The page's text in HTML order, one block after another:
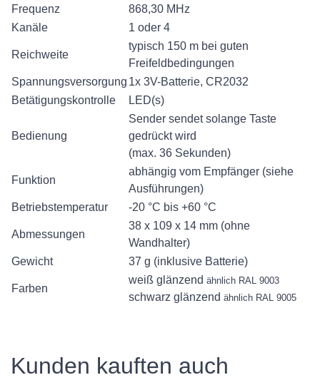
Frequenz
868,30 MHz
Kanäle
1 oder 4
Reichweite
typisch 150 m bei guten
Freifeldbedingungen
Spannungsversorgung 1x 3V-Batterie, CR2032
Betätigungskontrolle
LED(s)
Bedienung
Sender sendet solange Taste
gedrückt wird
(max. 36 Sekunden)
Funktion
abhängig vom Empfänger (siehe
Ausführungen)
Betriebstemperatur
-20 °C bis +60 °C
Abmessungen
38 x 109 x 14 mm (ohne
Wandhalter)
Gewicht
37 g (inklusive Batterie)
Farben
weiß glänzend ähnlich RAL 9003
schwarz glänzend ähnlich RAL 9005
Kunden kauften auch